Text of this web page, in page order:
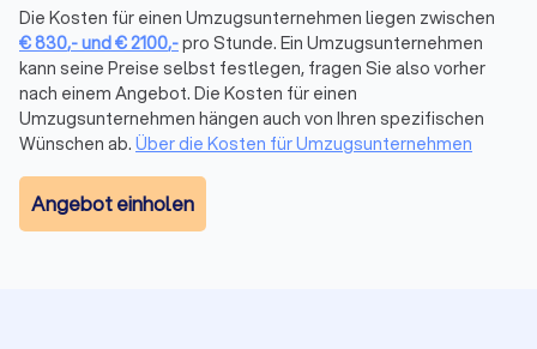
Richtwerte
Umzugshelfer 25–40 € pro Stunde 200–320 €
Möbelpacker 30–50 € pro Stunde 240–400 €
LKW mit
Fahrer
50–100 € pro Stunde
Die Kosten für einen Umzugsunternehmen liegen zwischen
€830,-und€2100,-pro Stunde. Ein Umzugsunternehmen
kann seine Preise selbst festlegen, fragen Sie also vorher
nach einem Angebot. Die Kosten für einen
Umzugsunternehmen hängen auch von Ihren spezifischen
Wünschen ab. Über die Kosten für Umzugsunternehmen
Angebot einholen